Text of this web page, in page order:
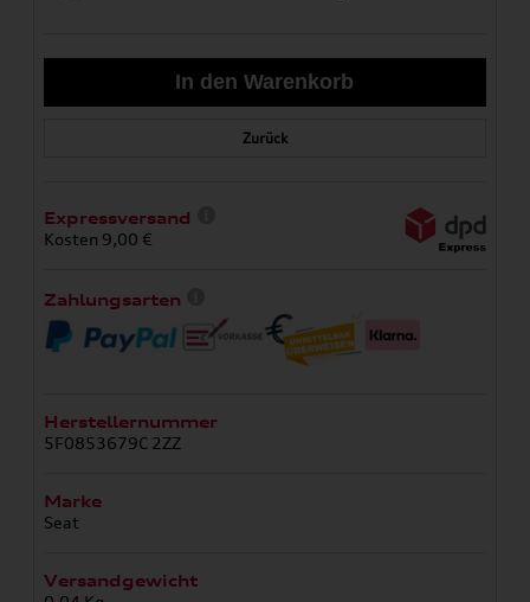
Zurück
Expressversand
Kosten 9,00 €
Zahlungsarten
Herstellernummer
5F0853679C 2ZZ
Marke
Seat
Versandgewicht